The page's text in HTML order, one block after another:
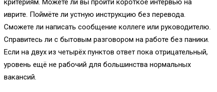
критериям. Можете ли вы пройти короткое интервью на
иврите. Поймёте ли устную инструкцию без перевода.
Сможете ли написать сообщение коллеге или руководителю.
Справитесь ли с бытовым разговором на работе без паники.
Если на двух из четырёх пунктов ответ пока отрицательный,
уровень ещё не рабочий для большинства нормальных
вакансий.